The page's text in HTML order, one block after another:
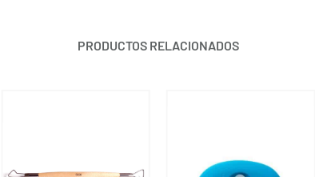
PRODUCTOS RELACIONADOS